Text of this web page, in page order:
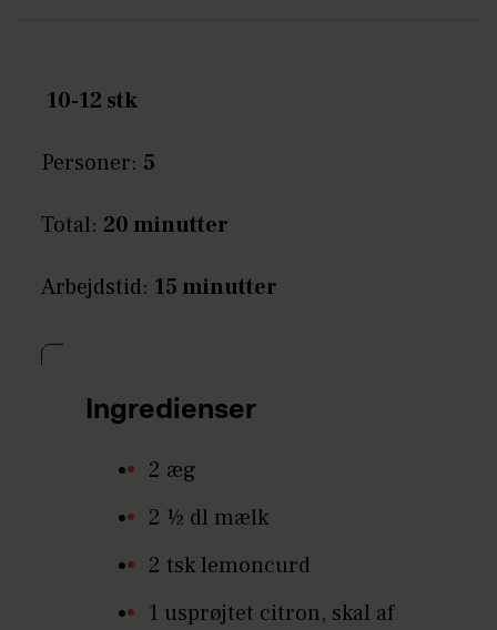
10-12 stk
Personer: 5
Total: 20 minutter
Arbejdstid: 15 minutter
Ingredienser
2 æg
2 ½ dl mælk
2 tsk lemoncurd
1 usprøjtet citron, skal af